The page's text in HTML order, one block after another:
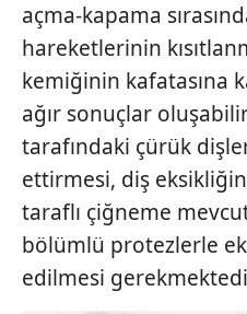
açma-kapama
hareketlerinin
kemiğinin kafatasına
ağır sonuçlar
tarafındaki çürük
ettirmesi, diş
taraflı çiğneme
bölümlü protezlerle
edilmesi